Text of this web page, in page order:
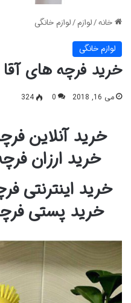
خانه/لوازم/لوازم خانگی
لوازم خانگی
خرید فرچه های
می 16, 2018 0
324
خرید آنلاین
خرید ارزان
خرید اینترنتی
خرید پستی